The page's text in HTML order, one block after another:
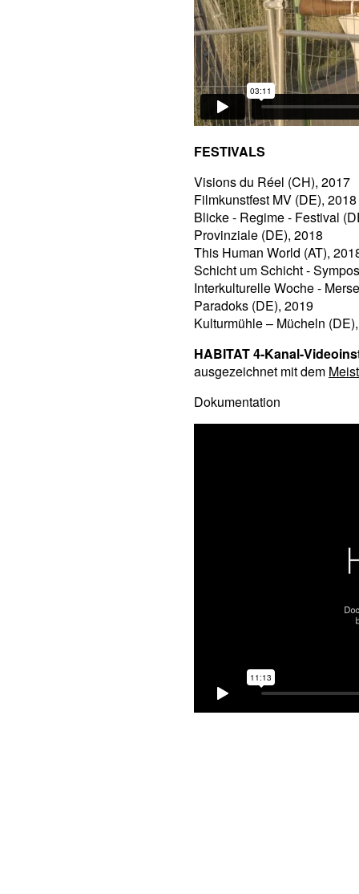
FESTIVALS
Visions du Réel (CH), 2017
Filmkunstfest MV (DE), 2018
Blicke - Regime - Festival
Provinziale (DE), 2018
This Human World (AT),
Schicht um Schicht -
Interkulturelle Woche -
Paradoks (DE), 2019
Kulturmühle – Mücheln
HABITAT 4-Kanal-
ausgezeichnet mit dem
Dokumentation